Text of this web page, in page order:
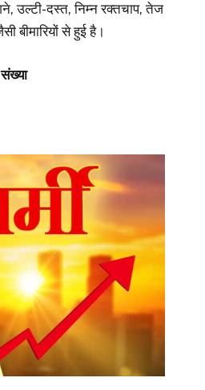
उल्टी-दस्त, निम्न रक्तचाप, तेज
बीमारियों से हुई है।